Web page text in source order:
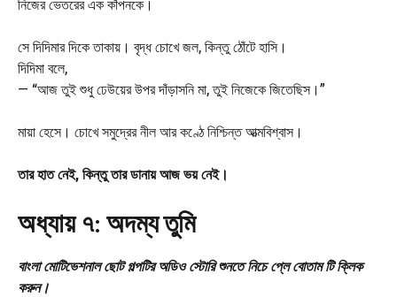
নিজের ভেতরের এক কাঁপনকে।
সে দিদিমার দিকে তাকায়। বৃদ্ধ চোখে জল, কিন্তু ঠোঁটে হাসি।
দিদিমা বলে,
— “আজ তুই শুধু ঢেউয়ের উপর দাঁড়াসনি মা, তুই নিজেকে জিতেছিস।”
মায়া হেসে। চোখে সমুদ্রের নীল আর কণ্ঠে নিশ্চিন্ত আত্মবিশ্বাস।
তার হাত নেই, কিন্তু তার ডানায় আজ ভয় নেই।
অধ্যায় ৭: অদম্য তুমি
বাংলা মোটিভেশনাল ছোট গল্পটির অডিও স্টোরি শুনতে নিচে প্লে বোতাম টি ক্লিক
করুন।